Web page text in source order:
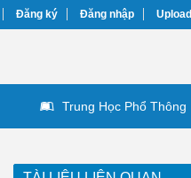
Đăng ký Đăng nhập Upload
Trung Học Phổ Thông